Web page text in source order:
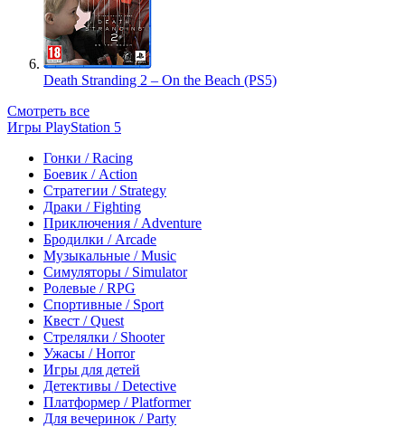
Death Stranding 2 – On the Beach (PS5)
Смотреть все
Игры PlayStation 5
Гонки / Racing
Боевик / Action
Стратегии / Strategy
Драки / Fighting
Приключения / Adventure
Бродилки / Arcade
Музыкальные / Music
Симуляторы / Simulator
Ролевые / RPG
Спортивные / Sport
Квест / Quest
Стрелялки / Shooter
Ужасы / Horror
Игры для детей
Детективы / Detective
Платформер / Platformer
Для вечеринок / Party